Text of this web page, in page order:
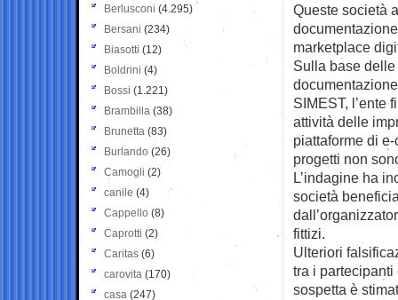
Queste società
marketplace
Sulla base
SIMEST, l’ente
attività delle
piattaforme di
progetti non
L’indagine ha
società
fittizi.
Ulteriori
tra i
sospetta è
Berlusconi (4.295)
Bersani (234)
Biasotti (12)
Boldrini (4)
Bossi (1.221)
Brambilla (38)
Brunetta (83)
Burlando (26)
Camogli (2)
canile (4)
Cappello (8)
Caprotti (2)
Caritas (6)
carovita (170)
casa (247)